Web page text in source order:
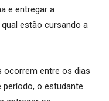
e entregar a
estão cursando a
ocorrem entre os dias
período, o estudante